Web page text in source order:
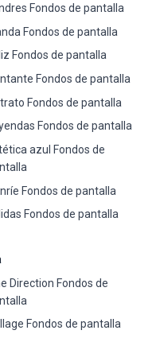
Fondos de pantalla
Fondos de pantalla
Fondos de pantalla
Fondos de pantalla
Fondos de pantalla
Fondos de pantalla
azul Fondos de
Fondos de pantalla
Fondos de pantalla
Direction Fondos de
Fondos de pantalla